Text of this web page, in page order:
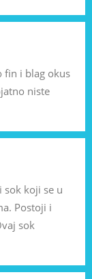
fin i blag okus
niste
sok koji se u
Postoji i
sok